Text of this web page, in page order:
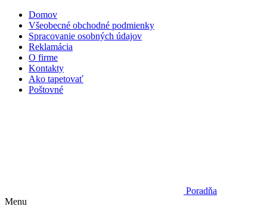
Domov
Všeobecné obchodné podmienky
Spracovanie osobných údajov
Reklamácia
O firme
Kontakty
Ako tapetovať
Poštovné
Poradňa
Menu